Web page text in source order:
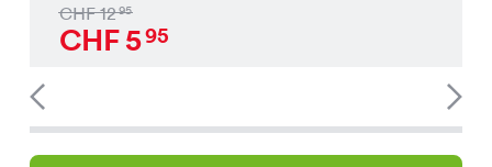
CHF1295
CHF595